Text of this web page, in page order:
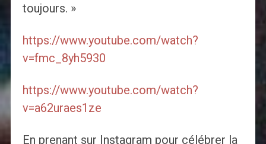
toujours. »
https://www.youtube.com/watch?
v=fmc_8yh5930
https://www.youtube.com/watch?
v=a62uraes1ze
En prenant sur Instagram pour célébrer la